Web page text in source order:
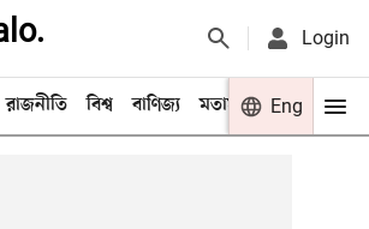
Login
রাজনীতি বিশ্ব বাণিজ্য মতামত খেলা
Eng